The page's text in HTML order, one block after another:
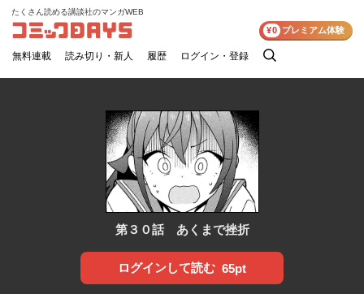
コミックDAYS
たくさん読める講談社のマンガWEB
無料連載 読み切り・新人 履歴 ログイン・登録
検
¥0 プレミアム体験
第３０話 あくまで挫折
ログインして読む 65pt